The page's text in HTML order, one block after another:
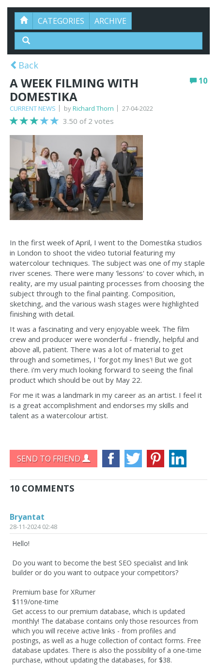
CATEGORIES ARCHIVE
Back
10
A WEEK FILMING WITH
DOMESTIKA
CURRENT NEWS byRichard Thorn 27-04-2022
3.50 of 2 votes
In the first week of April, I went to the Domestika studios
in London to shoot the video tutorial featuring my
watercolour techniques. The subject was one of my staple
river scenes. There were many 'lessons' to cover which, in
reality, are my usual painting processes from choosing the
subject through to the final painting. Composition,
sketching, and the various wash stages were highlighted
finishing with detail.
It was a fascinating and very enjoyable week. The film
crew and producer were wonderful - friendly, helpful and
above all, patient. There was a lot of material to get
through and sometimes, I 'forgot my lines'! But we got
there. i'm very much looking forward to seeing the final
product which should be out by May 22.
For me it was a landmark in my career as an artist. I feel it
is a great accomplishment and endorses my skills and
talent as a watercolour artist.
SEND TO FRIEND
10 COMMENTS
Bryantat
28-11-2024 02:48
Hello!
Do you want to become the best SEO specialist and link
builder or do you want to outpace your competitors?
Premium base for XRumer
$119/one-time
Get access to our premium database, which is updated
monthly! The database contains only those resources from
which you will receive active links - from profiles and
postings, as well as a huge collection of contact forms. Free
database updates. There is also the possibility of a one-time
purchase, without updating the databases, for $38.